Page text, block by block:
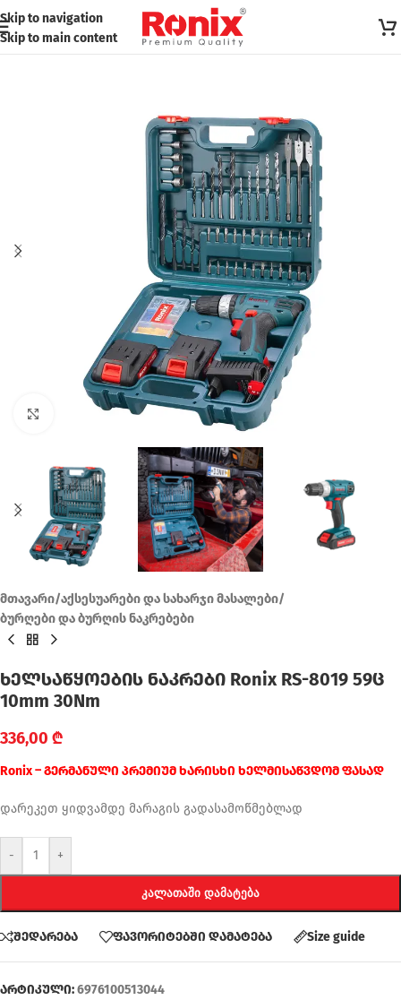
Skip to navigation
Skip to main content
Click to enlarge
მთავარი/აქსესუარები და სახარჯი მასალები/
ბურღები და ბურღის ნაკრებები
ხელსაწყოების ნაკრები Ronix RS-8019 59ც
10mm 30Nm
336,00 ₾
Ronix – გერმანული პრემიუმ ხარისხი ხელმისაწვდომ ფასად
დარეკეთ ყიდვამდე მარაგის გადასამოწმებლად
- +
ᲙᲐᲚᲐᲗᲐᲨᲘ ᲓᲐᲛᲐᲢᲔᲑᲐ
შედარება ფავორიტებში დამატება Size guide
არტიკული:6976100513044